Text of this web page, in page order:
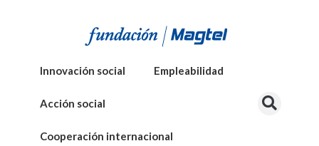
Innovación social Empleabilidad
Acción social
Cooperación internacional